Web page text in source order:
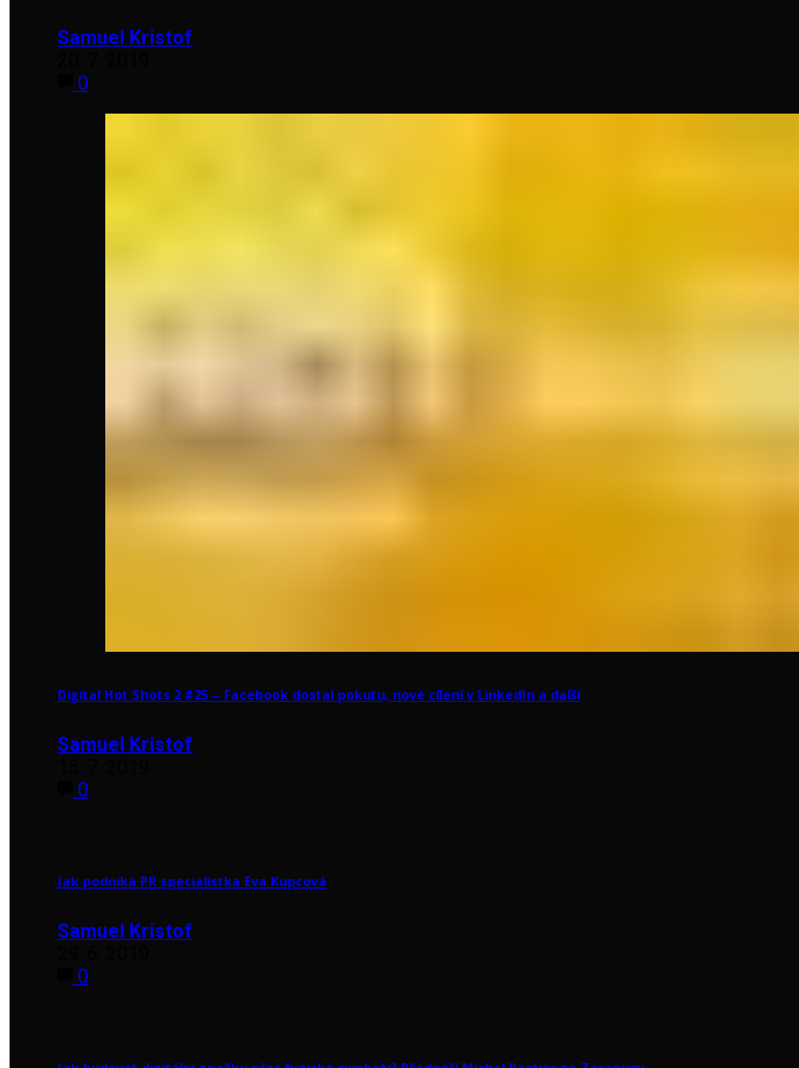
Samuel Kristof
0
Digital Hot Shots 2 #25 – Facebook dostal pokutu, nové cílení v LinkedIn a další
Samuel Kristof
0
Jak podniká PR specialistka Eva Kupcová
Samuel Kristof
0